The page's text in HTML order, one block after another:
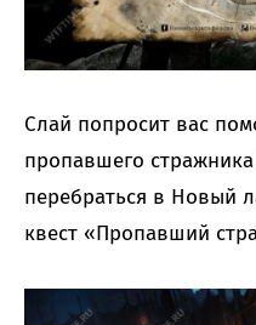
Слай попросит вас
пропавшего
перебраться в Новый
квест «Пропавший